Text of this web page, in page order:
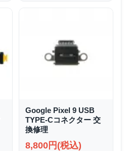
Google Pixel 9 USB
TYPE-Cコネクター 交
換修理
8,800円(税込)